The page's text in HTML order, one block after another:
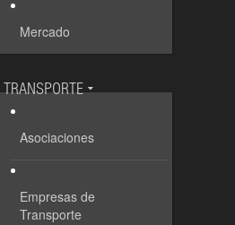
Mercado
TRANSPORTE
Asociaciones
Empresas de
Transporte